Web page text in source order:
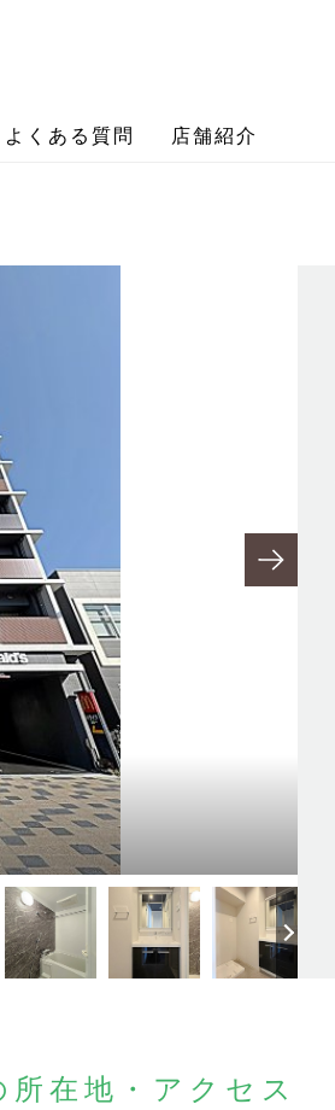
よくある質問 店舗紹介
在地・アクセス